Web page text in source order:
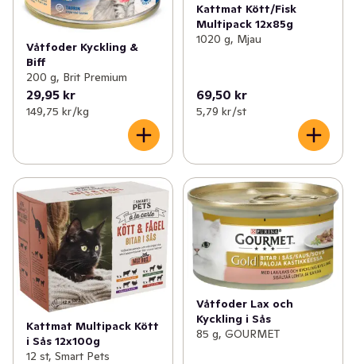
Våtfoder Kyckling &
Biff
200 g, Brit Premium
29,95 kr
149,75 kr /kg
Kattmat Kött/Fisk
Multipack 12x85g
1020 g, Mjau
69,50 kr
5,79 kr /st
Kattmat Multipack Kött
i Sås 12x100g
12 st, Smart Pets
Våtfoder Lax och
Kyckling i Sås
85 g, GOURMET